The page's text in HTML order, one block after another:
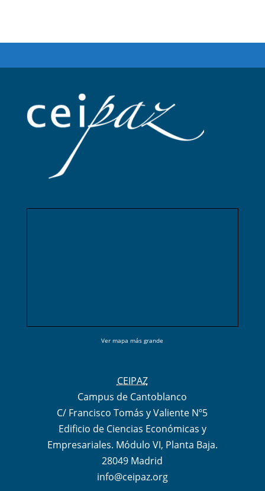
Ver mapa más grande
CEIPAZ
Campus de Cantoblanco
C/ Francisco Tomás y Valiente Nº5
Edificio de Ciencias Económicas y
Empresariales. Módulo VI, Planta Baja.
28049 Madrid
info@ceipaz.org